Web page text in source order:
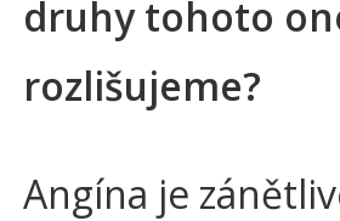
druhy tohoto
rozlišujeme?
Angína je